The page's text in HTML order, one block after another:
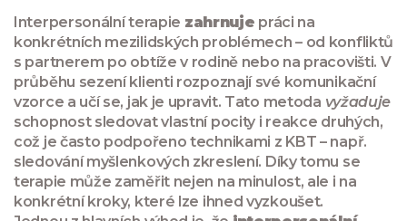
Interpersonální terapie zahrnuje práci na
konkrétních mezilidských problémech – od konfliktů
s partnerem po obtíže v rodině nebo na pracovišti. V
průběhu sezení klienti rozpoznají své komunikační
vzorce a učí se, jak je upravit. Tato metoda vyžaduje
schopnost sledovat vlastní pocity i reakce druhých,
což je často podpořeno technikami z KBT – např.
sledování myšlenkových zkreslení. Díky tomu se
terapie může zaměřit nejen na minulost, ale i na
konkrétní kroky, které lze ihned vyzkoušet.